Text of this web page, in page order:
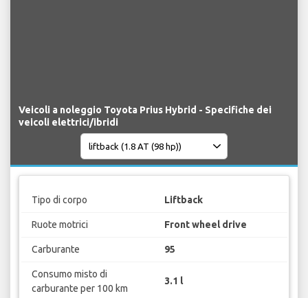
Veicoli a noleggio Toyota Prius Hybrid - Specifiche dei
veicoli elettrici/ibridi
Tipo di corpo Liftback
Ruote motrici Front wheel drive
Carburante 95
Consumo misto di
carburante per 100 km
3.1 l